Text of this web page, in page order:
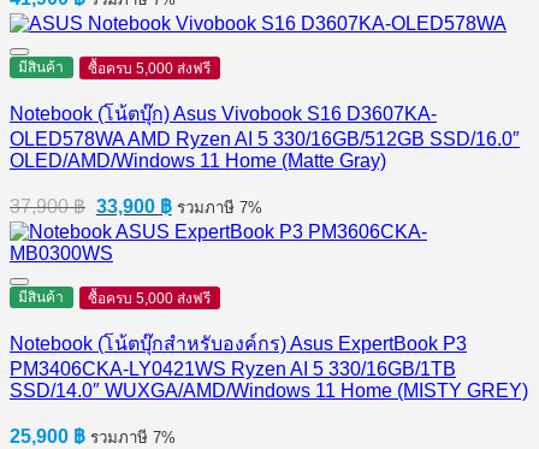
มีสินค้า ซื้อครบ 5,000 ส่งฟรี
Notebook (โน้ตบุ๊ก) Asus Vivobook S16 D3607KA-
OLED578WA AMD Ryzen AI 5 330/16GB/512GB SSD/16.0″
OLED/AMD/Windows 11 Home (Matte Gray)
37,900฿ Original
price
was:
33,900 ฿Current
price
is:
รวมภาษี 7%
มีสินค้า ซื้อครบ 5,000 ส่งฟรี
Notebook (โน้ตบุ๊กสำหรับองค์กร) Asus ExpertBook P3
PM3406CKA-LY0421WS Ryzen AI 5 330/16GB/1TB
SSD/14.0″ WUXGA/AMD/Windows 11 Home (MISTY GREY)
25,900 ฿ รวมภาษี 7%